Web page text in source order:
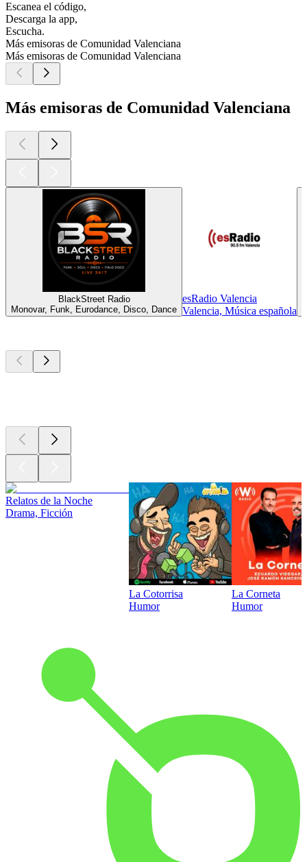
Escanea el código,
Descarga la app,
Escucha.
Más emisoras de Comunidad Valenciana
Más emisoras de Comunidad Valenciana
Más emisoras de Comunidad Valenciana
BlackStreet Radio
Monovar, Funk, Eurodance, Disco, Dance
esRadio Valencia
Valencia, Música española
Relatos de la Noche
Drama, Ficción
La Cotorrisa
Humor
La Corneta
Humor